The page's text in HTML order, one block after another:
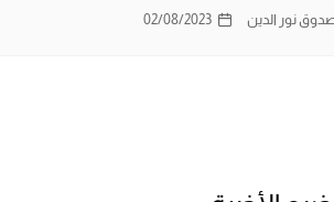
نور الدين 02/08/2023